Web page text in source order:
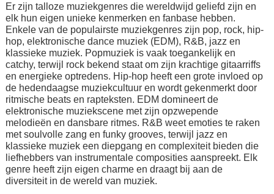
Er zijn talloze muziekgenres die wereldwijd geliefd zijn en
elk hun eigen unieke kenmerken en fanbase hebben.
Enkele van de populairste muziekgenres zijn pop, rock, hip-
hop, elektronische dance muziek (EDM), R&B, jazz en
klassieke muziek. Popmuziek is vaak toegankelijk en
catchy, terwijl rock bekend staat om zijn krachtige gitaarriffs
en energieke optredens. Hip-hop heeft een grote invloed op
de hedendaagse muziekcultuur en wordt gekenmerkt door
ritmische beats en rapteksten. EDM domineert de
elektronische muziekscene met zijn opzwepende
melodieën en dansbare ritmes. R&B weet emoties te raken
met soulvolle zang en funky grooves, terwijl jazz en
klassieke muziek een diepgang en complexiteit bieden die
liefhebbers van instrumentale composities aanspreekt. Elk
genre heeft zijn eigen charme en draagt bij aan de
diversiteit in de wereld van muziek.